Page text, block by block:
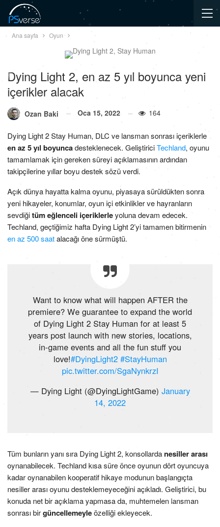
Ana sayfa Oyun
Dying Light 2, en az 5 yıl boyunca yeni
içerikler alacak
Ozan Baki Oca 15, 2022 164
Dying Light 2 Stay Human, DLC ve lansman sonrası içeriklerle
en az 5 yıl boyuncadesteklenecek. GeliştiriciTechland, oyunu
tamamlamak için gereken süreyi açıklamasının ardından
takipçilerine yıllar boyu destek sözü verdi.
Açık dünya hayatta kalma oyunu, piyasaya sürüldükten sonra
yeni hikayeler, konumlar, oyun içi etkinlikler ve hayranların
sevdiğitüm eğlenceli içeriklerleyoluna devam edecek.
Techland, geçtiğimiz hafta Dying Light 2’yi tamamen bitirmenin
en az 500 saatalacağı öne sürmüştü.
Want to know what will happen AFTER the
premiere? We guarantee to expand the world
of Dying Light 2 Stay Human for at least 5
years post launch with new stories, locations,
in-game events and all the fun stuff you
love!#DyingLight2 #StayHuman
pic.twitter.com/SgaNynkrzI
— Dying Light (@DyingLightGame) January
14, 2022
Tüm bunların yanı sıra Dying Light 2, konsollarda nesiller arası
oynanabilecek. Techland kısa süre önce oyunun dört oyuncuya
kadar oynanabilen kooperatif hikaye modunun başlangıçta
nesiller arası oyunu desteklemeyeceğini açıkladı. Geliştirici, bu
konuda net bir açıklama yapmasa da, muhtemelen lansman
sonrası birgüncellemeyleözelliği ekleyecek.